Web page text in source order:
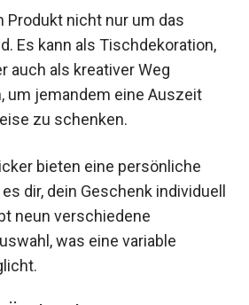
Produkt nicht nur um das
Es kann als Tischdekoration,
auch als kreativer Weg
um jemandem eine Auszeit
zu schenken.
bieten eine persönliche
dir, dein Geschenk individuell
neun verschiedene
was eine variable